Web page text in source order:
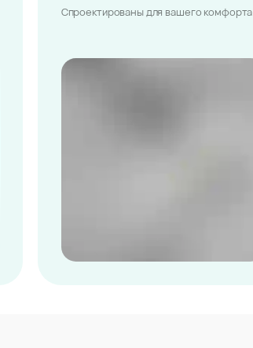
Спроектированы для вашего комфорта